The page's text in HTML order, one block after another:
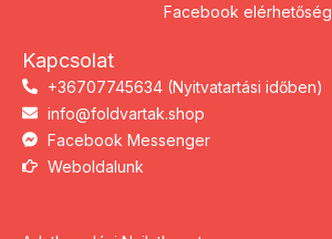
Facebook elérhetőség
Kapcsolat
+36707745634 (Nyitvatartási időben)
info@foldvartak.shop
Facebook Messenger
Weboldalunk